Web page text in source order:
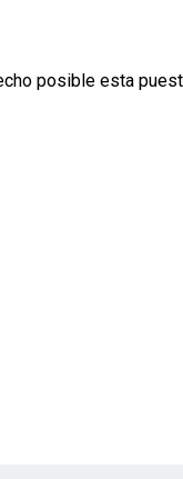
posible esta